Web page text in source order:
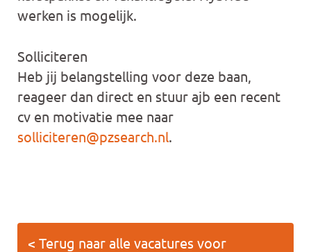
werken is mogelijk.
Solliciteren
Heb jij belangstelling voor deze baan,
reageer dan direct en stuur ajb een recent
cv en motivatie mee naar
solliciteren@pzsearch.nl.
< Terug naar alle vacatures voor